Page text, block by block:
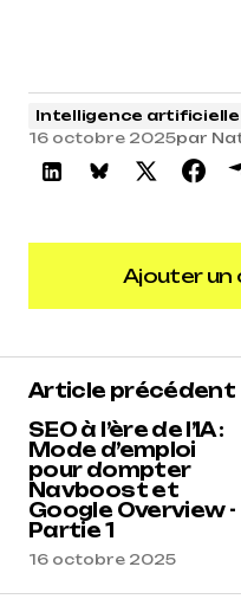
Intelligence artificielle
16 octobre 2025par
Ajouter un
Ajouter
Article précédent
SEO à l’ère de l’IA :
Mode d’emploi
pour dompter
Navboost et
Google Overview -
Partie 1
16 octobre 2025